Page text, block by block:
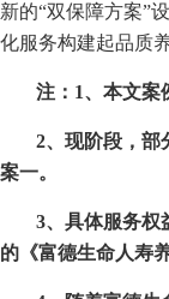
新的“双保障方案”
化服务构建起品质
注：1、本文案
2、现阶段，部
案一。
3、具体服务权
的《富德生命人寿